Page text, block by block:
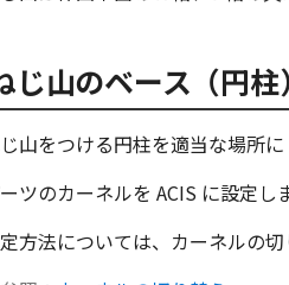
じ山のベース（円
山をつける円柱を適当な場所に
ツのカーネルを ACIS に設定し
方法については、カーネルの